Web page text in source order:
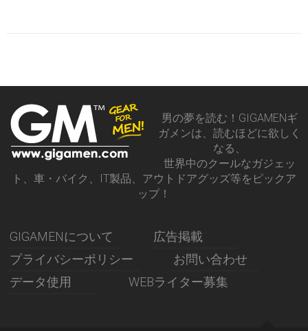
男の夢を読む！GIGAMENギ
ガメンは、読むほどに欲しく
なる、
世界中のクールなガジェッ
ト、車・バイク、IT製品、アウトドアグッズ等をピックア
ップ！
GIGAMENについて
広告掲載
プライバシーポリシー
お問い合わせ
データ使用
WEBライター募集